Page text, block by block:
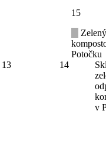
13 14
15
Potočku
v